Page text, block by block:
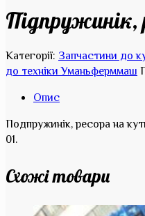
Категорії: Запчастини до
до техніки Уманьферммаш
Опис
Подпружинік, ресора на
01.
Схожі товари